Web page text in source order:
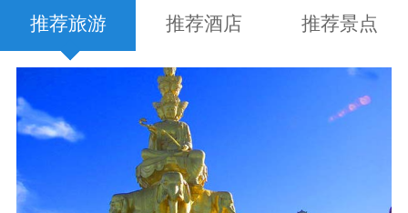
推荐旅游 推荐酒店 推荐景点